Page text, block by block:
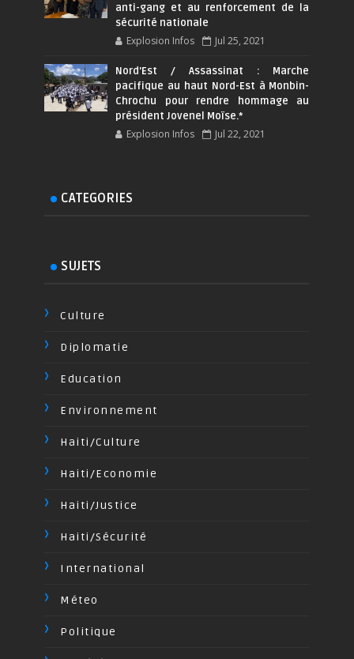
anti-gang et au renforcement de la
sécurité nationale
Explosion Infos Jul 25, 2021
Nord'Est / Assassinat : Marche
pacifique au haut Nord-Est à Monbin-
Chrochu pour rendre hommage au
président Jovenel Moïse.*
Explosion Infos Jul 22, 2021
CATEGORIES
SUJETS
Culture
Diplomatie
Education
Environnement
Haiti/Culture
Haiti/Economie
Haiti/Justice
Haiti/Sécurité
International
Méteo
Politique